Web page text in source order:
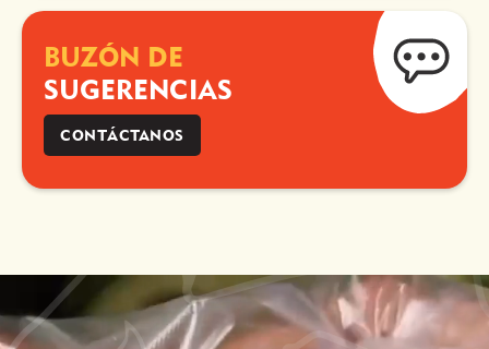
BUZÓN DE
SUGERENCIAS
CONTÁCTANOS